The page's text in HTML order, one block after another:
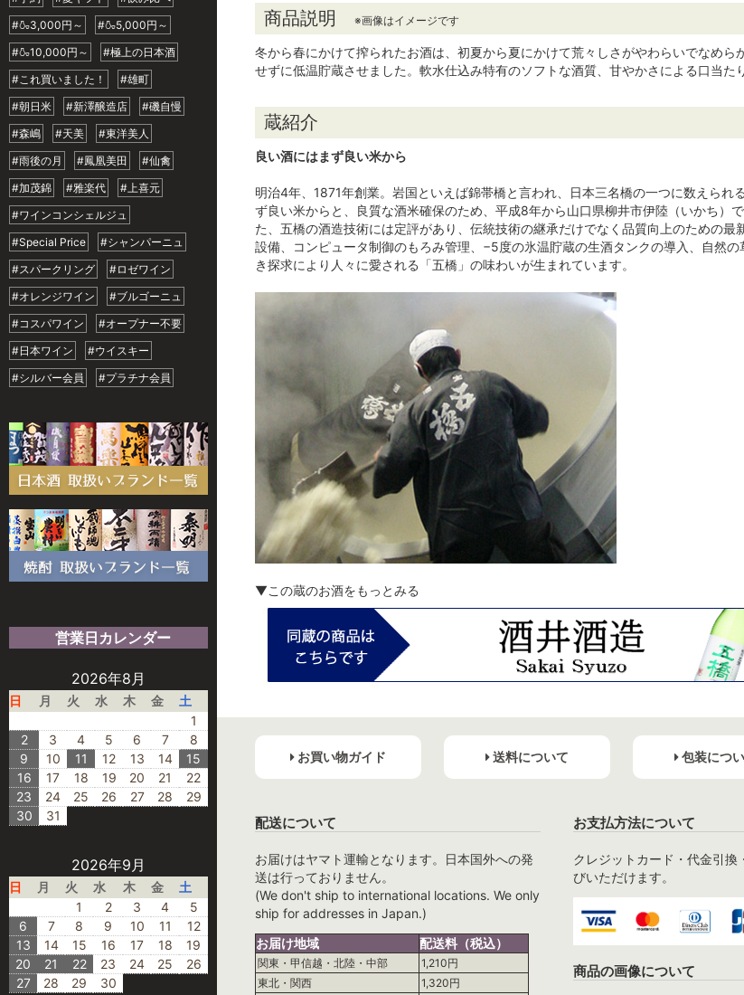
#🍶3,000円～
#🍶5,000円～
#🍶10,000円～
#極上の日本酒
#これ買いました！
#雄町
#朝日米
#新澤醸造店
#磯自慢
#森嶋
#天美
#東洋美人
#雨後の月
#鳳凰美田
#仙禽
#加茂錦
#雅楽代
#上喜元
#ワインコンシェルジュ
#Special Price
#シャンパーニュ
#スパークリング
#ロゼワイン
#オレンジワイン
#ブルゴーニュ
#コスパワイン
#オープナー不要
#日本ワイン
#ウイスキー
#シルバー会員
#プラチナ会員
営業日カレンダー
2026年8月
日 月 火 水 木 金
土
1
2
3 4 5 6 7
8
9
10 11 12 13 14
15
16
17 18 19 20 21
22
23
24 25 26 27 28
29
30
31
2026年9月
日 月 火 水 木 金
土
1
2 3 4
5
6
7 8 9 10 11
12
13
14 15 16 17 18
19
20
21 22 23 24 25
26
27
28 29 30
商品説明 ※画像はイメージです
冬から春にかけて搾られたお酒は、初夏から夏にかけて荒々しさがやわらいでなめ
せずに低温貯蔵させました。軟水仕込み特有のソフトな酒質、甘やかさによる口当た
蔵紹介
良い酒にはまず良い米から
明治4年、1871年創業。岩国といえば錦帯橋と言われ、日本三名橋の一つに数えら
ず良い米からと、良質な酒米確保のため、平成8年から山口県柳井市伊陸（いかち）
た、五橋の酒造技術には定評があり、伝統技術の継承だけでなく品質向上のための
設備、コンピュータ制御のもろみ管理、−5度の氷温貯蔵の生酒タンクの導入、自然
き探求により人々に愛される「五橋」の味わいが生まれています。
▼この蔵のお酒をもっとみる
お買い物ガイド 送料について 包装につ
配送について
お届けはヤマト運輸となります。日本国外への発
送は行っておりません。
(We don't ship to international locations. We only
ship for addresses in Japan.)
お届け地域
配送料（税込）
関東・甲信越・北陸・中部
1,210円
東北・関西
1,320円
お支払方法について
クレジットカード・代金引換
びいただけます。
商品の画像について